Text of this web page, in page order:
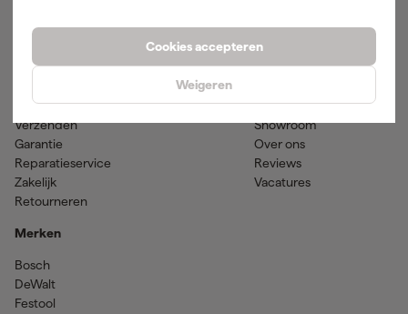
Cookies accepteren
Weigeren
Betaalmogelijkheden
Verzenden
Garantie
Reparatieservice
Zakelijk
Retourneren
Merken
Bosch
DeWalt
Festool
Fixami
Nieuws
Showroom
Over ons
Reviews
Vacatures